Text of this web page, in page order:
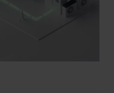
werden.